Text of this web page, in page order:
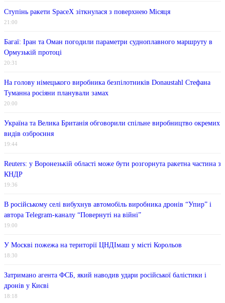
Ступінь ракети SpaceX зіткнулася з поверхнею Місяця
21:00
Багаї: Іран та Оман погодили параметри судноплавного маршруту в
Ормузькій протоці
20:31
На голову німецького виробника безпілотників Donaustahl Стефана
Туманна росіяни планували замах
20:00
Україна та Велика Британія обговорили спільне виробництво окремих
видів озброєння
19:44
Reuters: у Воронезькій області може бути розгорнута ракетна частина з
КНДР
19:36
В російському селі вибухнув автомобіль виробника дронів “Упир” і
автора Telegram-каналу “Повернуті на війні”
19:00
У Москві пожежа на території ЦНДІмаш у місті Корольов
18:30
Затримано агента ФСБ, який наводив удари російської балістики і
дронів у Києві
18:18